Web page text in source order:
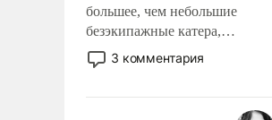
большее, чем небольшие
безэкипажные катера,
применение которых уже
стало обыденностью. Задача по
сложна и амбициозна. Однако
3 комментария